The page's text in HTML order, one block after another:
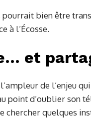
bien être
à l’Écosse.
et
de l’enjeu
point d’oublier son
chercher quelques